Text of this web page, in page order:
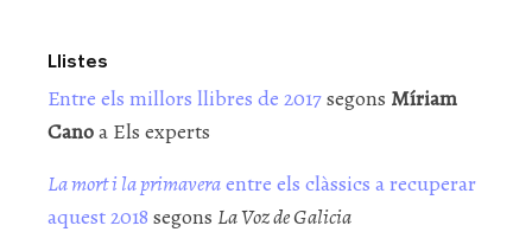
Llistes
Entre els millors llibres de 2017segons Míriam
Canoa Els experts
La mort i la primaveraentre els clàssics a recuperar
aquest 2018 segons La Voz de Galicia